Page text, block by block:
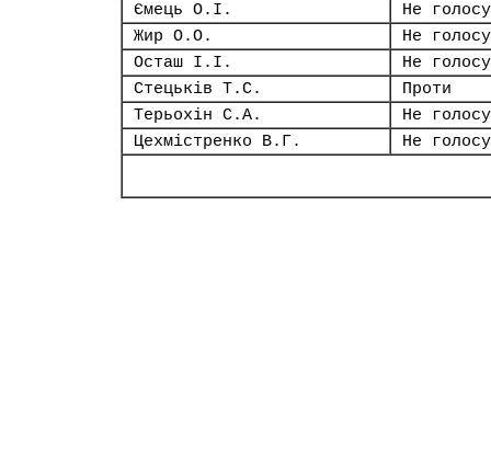
Ємець О.І.
Не
Жир О.О.
Не
Осташ І.І.
Не
Стецьків Т.С.
Проти
Терьохін С.А.
Не
Цехмістренко В.Г.
Не